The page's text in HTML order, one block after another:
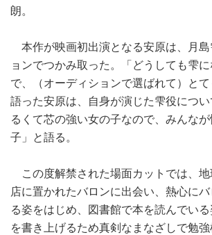
朗。
本作が映画初出演となる安原は、月島
ョンでつかみ取った。「どうしても雫
で、（オーディションで選ばれて）と
語った安原は、自身が演じた雫役につ
るくて芯の強い女の子なので、みんな
子」と語る。
この度解禁された場面カットでは、
店に置かれたバロンに出会い、熱心に
る姿をはじめ、図書館で本を読んでい
を書き上げるため真剣なまなざしで勉